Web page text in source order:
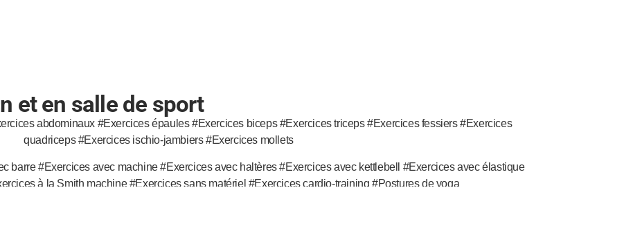
et en salle de sport
abdominaux #Exercices épaules #Exercices biceps #Exercices triceps #Exercices fessiers #Exercices
quadriceps #Exercices ischio-jambiers #Exercices mollets
barre #Exercices avec machine #Exercices avec haltères #Exercices avec kettlebell #Exercices avec élastique
à la Smith machine #Exercices sans matériel #Exercices cardio-training #Postures de yoga